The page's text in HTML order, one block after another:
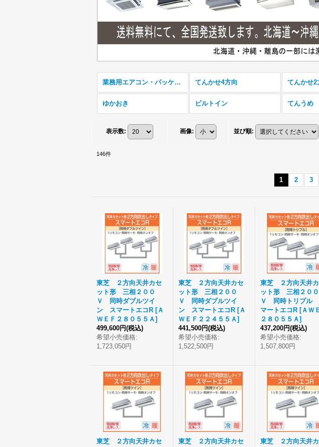
業務用エアコン・パッケージエアコン (全商品) てんかせ4方向 てんかせ2
ゆかおき ビルトイン てんうめ
表示数: 画像: 並び順:
146件
1 2 3
東芝 ２方向天井カセ
ット形 三相２００
Ｖ 同時ダブルツイ
ン スマートエコR [Ａ
ＷＥＦ２８０５５Ａ]
499,600円(税込)
希望小売価格:
1,723,050円
東芝 ２方向天井カセ
ット形 三相２００
Ｖ 同時ダブルツイ
ン スマートエコR [Ａ
ＷＥＦ２２４５５Ａ]
441,500円(税込)
希望小売価格:
1,522,500円
東芝 ２方向天井
ット形 三相２００
Ｖ 同時トリプル
マートエコR [ＡＷ
２８０５５Ａ]
437,200円(税込)
希望小売価格:
1,507,800円
東芝 ２方向天井カセ
東芝 ２方向天井カセ
東芝 ２方向天井